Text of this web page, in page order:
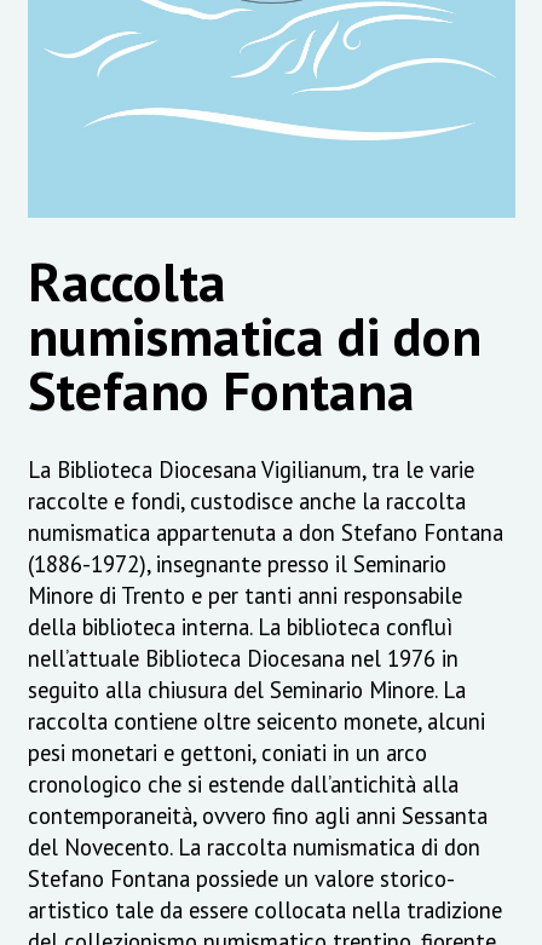
Raccolta
numismatica di don
Stefano Fontana
La Biblioteca Diocesana Vigilianum, tra le varie
raccolte e fondi, custodisce anche la raccolta
numismatica appartenuta a don Stefano Fontana
(1886-1972), insegnante presso il Seminario
Minore di Trento e per tanti anni responsabile
della biblioteca interna. La biblioteca confluì
nell’attuale Biblioteca Diocesana nel 1976 in
seguito alla chiusura del Seminario Minore. La
raccolta contiene oltre seicento monete, alcuni
pesi monetari e gettoni, coniati in un arco
cronologico che si estende dall’antichità alla
contemporaneità, ovvero fino agli anni Sessanta
del Novecento. La raccolta numismatica di don
Stefano Fontana possiede un valore storico-
artistico tale da essere collocata nella tradizione